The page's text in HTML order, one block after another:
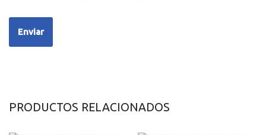
PRODUCTOS RELACIONADOS